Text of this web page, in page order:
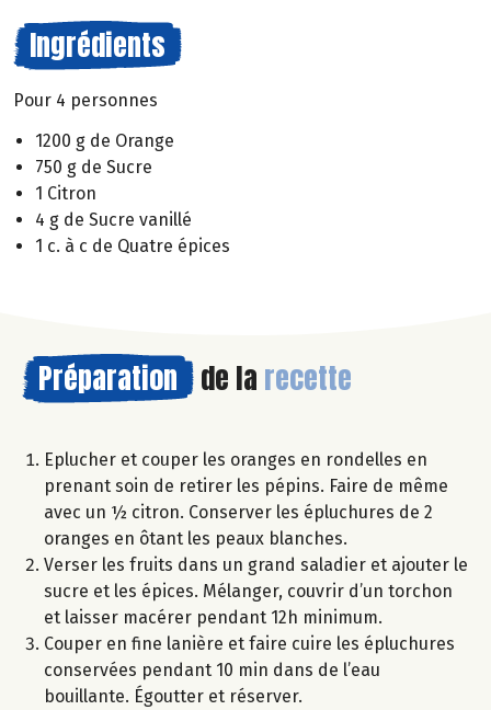
Ingrédients
Pour 4 personnes
1200 g de Orange
750 g de Sucre
1 Citron
4 g de Sucre vanillé
1 c. à c de Quatre épices
Préparation de la recette
Eplucher et couper les oranges en rondelles en
prenant soin de retirer les pépins. Faire de même
avec un ½ citron. Conserver les épluchures de 2
oranges en ôtant les peaux blanches.
Verser les fruits dans un grand saladier et ajouter le
sucre et les épices. Mélanger, couvrir d’un torchon
et laisser macérer pendant 12h minimum.
Couper en fine lanière et faire cuire les épluchures
conservées pendant 10 min dans de l’eau
bouillante. Égoutter et réserver.